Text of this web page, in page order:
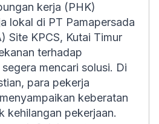
kerja (PHK)
lokal di PT Pamapersada
Site KPCS, Kutai Timur
terhadap
mencari solusi. Di
para pekerja
keberatan
kehilangan pekerjaan.